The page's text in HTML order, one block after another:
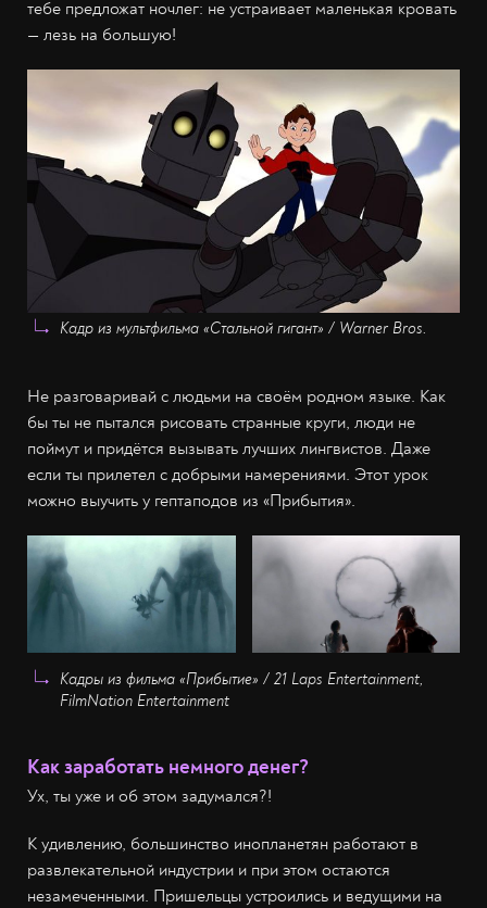
тебе предложат ночлег: не устраивает маленькая кровать
— лезь на большую!
Кадр из мультфильма «Стальной гигант» / Warner Bros.
Не разговаривай с людьми на своём родном языке. Как
бы ты не пытался рисовать странные круги, люди не
поймут и придётся вызывать лучших лингвистов. Даже
если ты прилетел с добрыми намерениями. Этот урок
можно выучить у гептаподов из «Прибытия».
Кадры из фильма «Прибытие» / 21 Laps Entertainment,
FilmNation Entertainment
Как заработать немного денег?
Ух, ты уже и об этом задумался?!
К удивлению, большинство инопланетян работают в
развлекательной индустрии и при этом остаются
незамеченными. Пришельцы устроились и ведущими на